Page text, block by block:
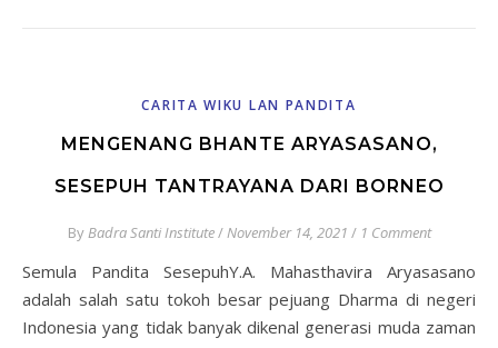
CARITA WIKU LAN PANDITA
MENGENANG BHANTE ARYASASANO,
SESEPUH TANTRAYANA DARI BORNEO
ByBadra Santi Institute/November 14, 2021 / 1 Comment
Semula Pandita SesepuhY.A. Mahasthavira Aryasasano
adalah salah satu tokoh besar pejuang Dharma di negeri
Indonesia yang tidak banyak dikenal generasi muda zaman